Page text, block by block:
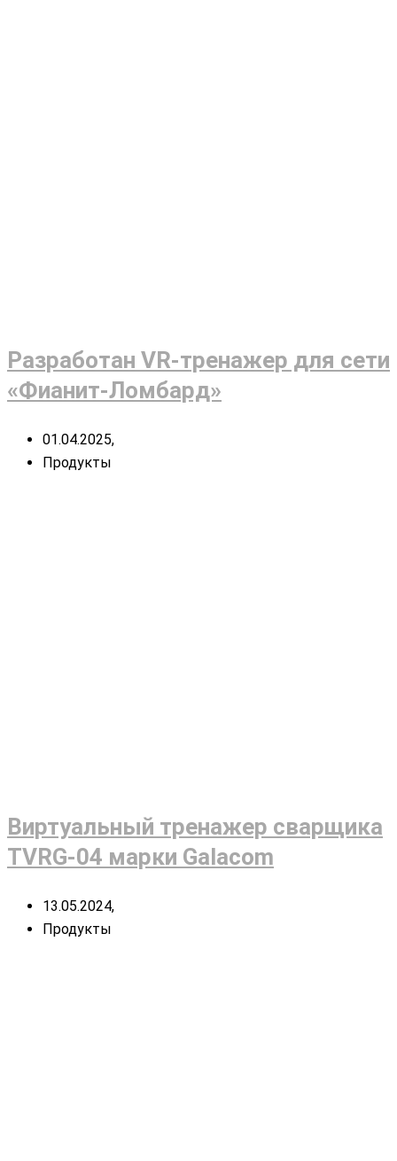
Разработан VR-тренажер для сети
«Фианит-Ломбард»
01.04.2025,
Продукты
Виртуальный тренажер сварщика
TVRG-04 марки Galacom
13.05.2024,
Продукты